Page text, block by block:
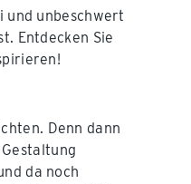
und unbeschwert
Entdecken Sie
Denn dann
da noch